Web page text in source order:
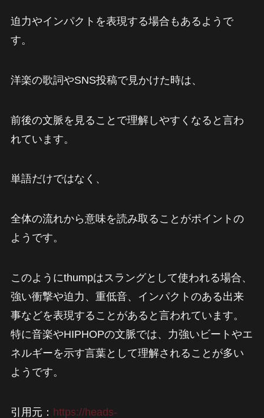
迫力やインパクトを表現する場合もあるようで
す。
洋楽の歌詞やSNS投稿で見かけた時は、
前後の文脈を見ることで理解しやすくなると言わ
れています。
単語だけではなく、
全体の流れから意味を読み取ることがポイントの
ようです。
このようにthumpはスラングとして使われる場合、
強い衝撃や迫力、重低音、インパクトのある出来
事などを表現することがあると言われています。
特に音楽やHIPHOPの文脈では、力強いビートやエ
ネルギーを示す言葉として理解されることが多い
ようです。
引用元： https://heads-